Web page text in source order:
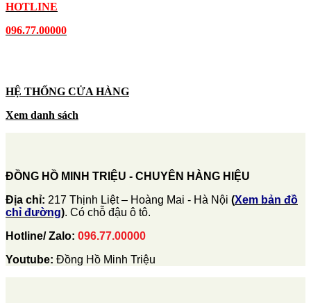
HOTLINE
096.77.00000
HỆ THỐNG CỬA HÀNG
Xem danh sách
ĐỒNG HỒ MINH TRIỆU - CHUYÊN HÀNG HIỆU
Địa chỉ: 217 Thịnh Liệt – Hoàng Mai - Hà Nội (Xem bản đồ
chỉ đường). Có chỗ đậu ô tô.
Hotline/ Zalo: 096.77.00000
Youtube: Đồng Hồ Minh Triệu